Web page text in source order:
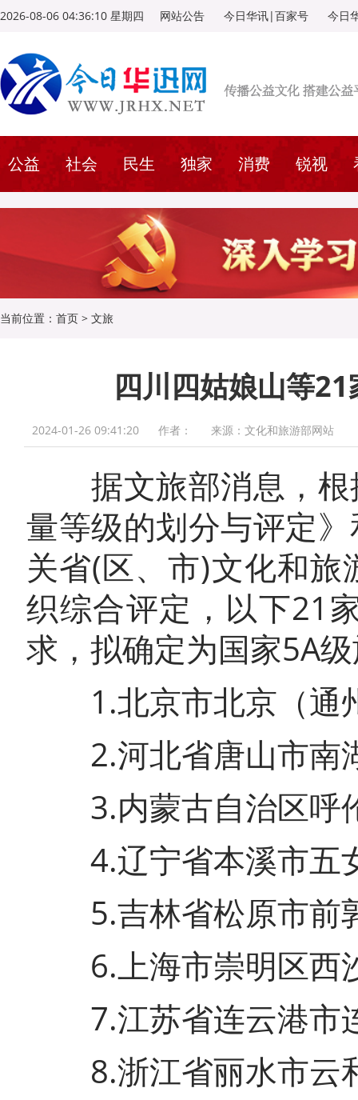
2026-08-06 04:36:11 星期四 网站公告 今日华讯|百家号 今日
公益 社会 民生 独家 消费 锐视
当前位置： 首页 > 文旅
四川四姑娘山等
2024-01-26 09:41:20 作者： 来源：文化和旅游部网站
据文旅部消息，根
量等级的划分与评定
关省(区、市)文化和
织综合评定，以下21
求，拟确定为国家5A
1.北京市北京（通
2.河北省唐山市南
3.内蒙古自治区呼伦
4.辽宁省本溪市五
5.吉林省松原市前
6.上海市崇明区西
7.江苏省连云港市
8.浙江省丽水市云